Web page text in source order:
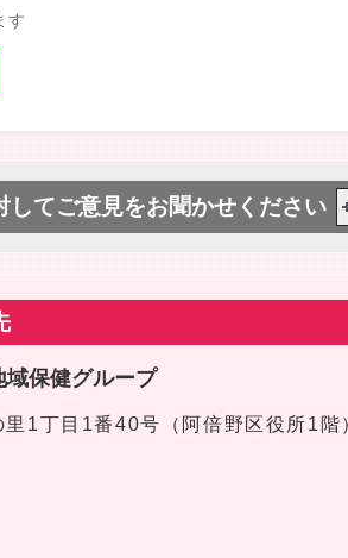
す
してご意見をお聞かせください
域保健グループ
1丁目1番40号（阿倍野区役所1階